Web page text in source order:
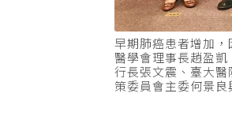
早期肺癌患者增加
醫學會理事長趙盈
行長張文震、臺大